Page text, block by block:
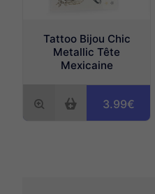
Tattoo Bijou Chic
Metallic Tête
Mexicaine
3.99€